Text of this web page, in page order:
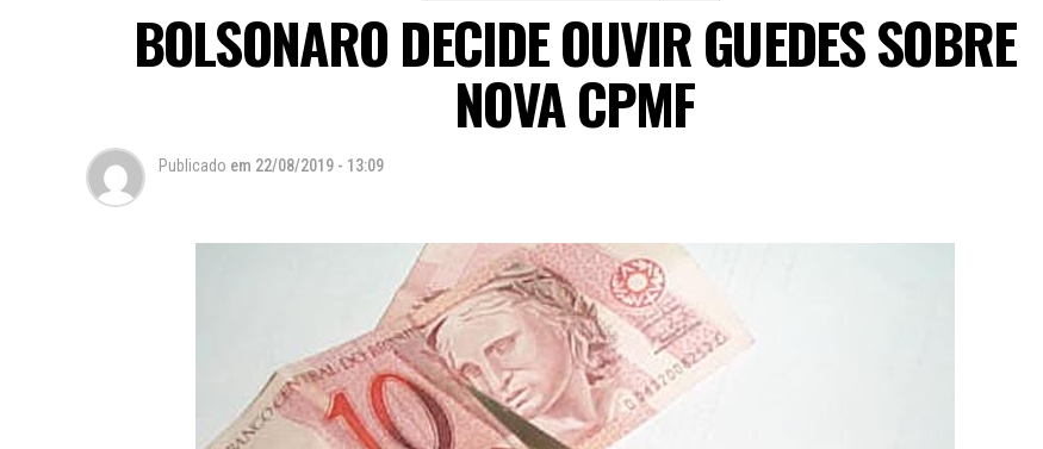
BOLSONARO DECIDE OUVIR GUEDES SOBRE
NOVA CPMF
Publicado em 22/08/2019 - 13:09